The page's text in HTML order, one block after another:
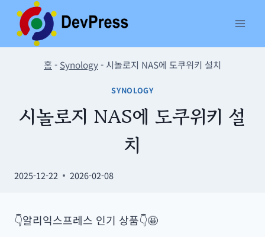
Skip
content
홈- Synology- 시놀로지 NAS에 도쿠위키 설치
SYNOLOGY
시놀로지 NAS에 도쿠위키 설
치
2025-12-22 2026-02-08
👇알리익스프레스 인기 상품👇🤩